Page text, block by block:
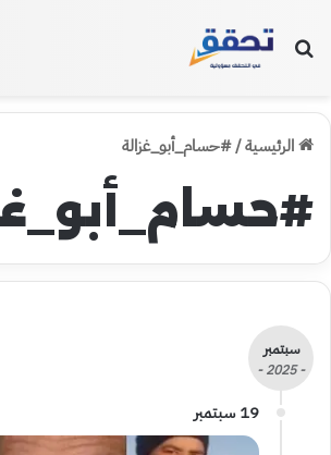
بحث عن
الرئيسية/#حسام_أبو_غزالة
سبتمبر
- 2025 -
19 سبتمبر